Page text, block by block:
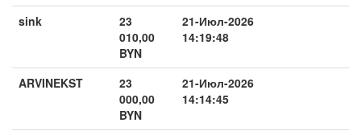
sink
23
010,00
BYN
21-Июл-2026
14:19:48
ARVINEKST
23
000,00
BYN
21-Июл-2026
14:14:45